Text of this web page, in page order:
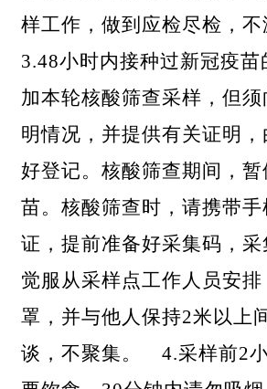
样工作，做到应检尽检，不
3.48小时内接种过新冠疫苗
加本轮核酸筛查采样，但
明情况，并提供有关证明
好登记。核酸筛查期间，
苗。核酸筛查时，请携带
证，提前准备好采集码，采
觉服从采样点工作人员安排
罩，并与他人保持2米以上
谈，不聚集。 4.采样前2